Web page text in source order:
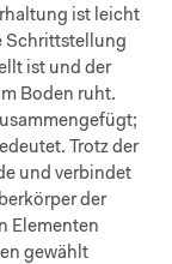
ist leicht
Schrittstellung
ist und der
Boden ruht.
Trotz der
und verbindet
der
Elementen
gewählt